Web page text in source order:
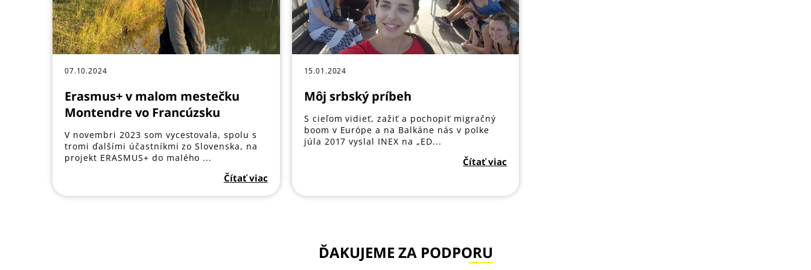
07.10.2024
Erasmus+ v malom mestečku
Montendre vo Francúzsku
V novembri 2023 som vycestovala, spolu s
tromi ďalšími účastníkmi zo Slovenska, na
projekt ERASMUS+ do malého ...
Čítať viac
15.01.2024
Môj srbský príbeh
S cieľom vidieť, zažiť a pochopiť migračný
boom v Európe a na Balkáne nás v polke
júla 2017 vyslal INEX na „ED...
Čítať viac
ĎAKUJEME ZA PODPORU